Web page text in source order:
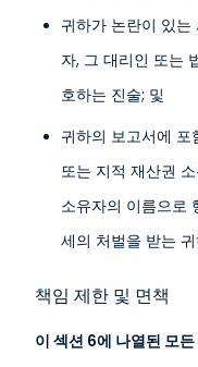
귀하가 논란이 있
자, 그 대리인 또는
호하는 진술; 및
귀하의 보고서에 포
또는 지적 재산권
소유자의 이름으로
세의 처벌을 받는
책임 제한 및 면책
이 섹션 6에 나열된 모